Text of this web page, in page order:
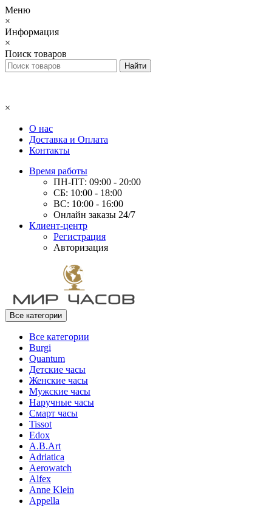
Меню
×
Информация
×
Поиск товаров
×
О нас
Доставка и Оплата
Контакты
Время работы
ПН-ПТ: 09:00 - 20:00
СБ: 10:00 - 18:00
ВС: 10:00 - 16:00
Онлайн заказы 24/7
Клиент-центр
Регистрация
Авторизация
Все категории
Все категории
Burgi
Quantum
Детские часы
Женские часы
Мужские часы
Наручные часы
Смарт часы
Tissot
Edox
A.B.Art
Adriatica
Aerowatch
Alfex
Anne Klein
Appella